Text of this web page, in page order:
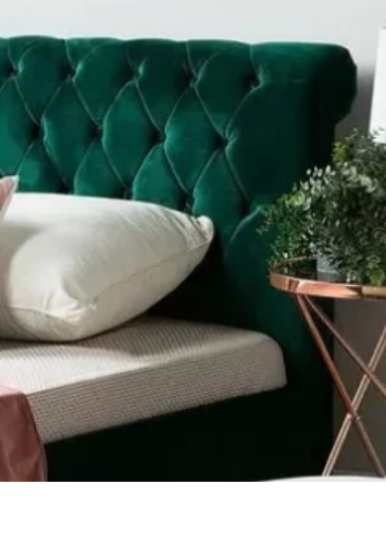
het leveren van uw boxsprings in uw
u het bed wilt laten monteren, dan doen
kleine vergoeding. Onze service is erop
uit uw handen te nemen. Voor het gemak
hieronder even op een rij. – boxspring
heel Nederland tot in de slaapkamer –
een kleine vergoeding – 5 werkdagen
prijs tegenover hoge kwaliteit –
webshop – Fysieke
– Klantvriendelijkheid